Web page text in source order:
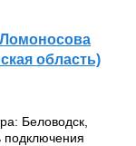
область)
Беловодск,
подключения